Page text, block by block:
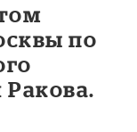
по
Ракова.